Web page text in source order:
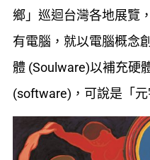
鄉」巡迴台灣各地展覽
有電腦，就以電腦概念
體 (Soulware)以補充硬
(software)，可說是「